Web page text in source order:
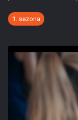
1. sezona